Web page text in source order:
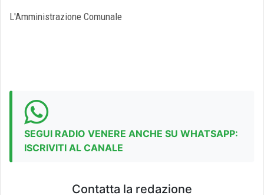
L'Amministrazione Comunale
SEGUI RADIO VENERE ANCHE SU WHATSAPP:
ISCRIVITI AL CANALE
Contatta la redazione